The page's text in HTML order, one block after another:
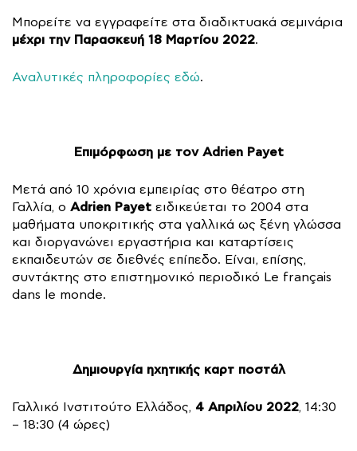
Μπορείτε να εγγραφείτε στα διαδικτυακά σεμινάρια
μέχρι την Παρασκευή 18 Μαρτίου 2022.
Αναλυτικές πληροφορίες εδώ.
Επιμόρφωση με τον Adrien Payet
Μετά από 10 χρόνια εμπειρίας στο θέατρο στη
Γαλλία, ο Adrien Payet ειδικεύεται το 2004 στα
μαθήματα υποκριτικής στα γαλλικά ως ξένη γλώσσα
και διοργανώνει εργαστήρια και καταρτίσεις
εκπαιδευτών σε διεθνές επίπεδο. Είναι, επίσης,
συντάκτης στο επιστημονικό περιοδικό Le français
dans le monde.
Δημιουργία ηχητικής καρτ ποστάλ
Γαλλικό Ινστιτούτο Ελλάδος, 4 Απριλίου 2022, 14:30
– 18:30 (4 ώρες)